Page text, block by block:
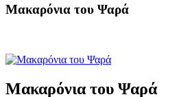
Μακαρόνια του Ψαρά
Μακαρόνια του Ψαρά